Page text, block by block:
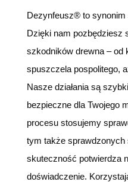
Dezynfeusz® to
Dzięki nam pozbędziesz
szkodników drewna – od
spuszczela pospolitego,
Nasze działania są
bezpieczne dla Twojego
procesu stosujemy
tym także sprawdzonych
skuteczność potwierdza
doświadczenie.